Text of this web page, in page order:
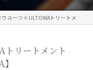
ツ×ULTOWAトリートメント【銀座・美容室WISTERIA】
リートメント